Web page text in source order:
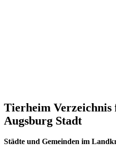
Tierheim
Augsburg Stadt
Städte und Gemeinden im